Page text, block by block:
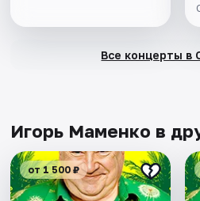
Все концерты в
Игорь Маменко в
от 1 500 ₽